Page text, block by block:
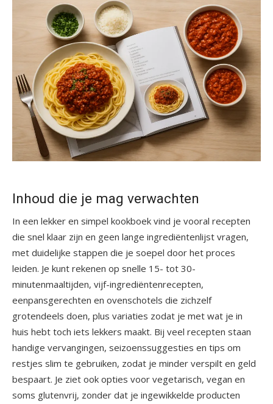
Inhoud die je mag verwachten
In een lekker en simpel kookboek vind je vooral recepten
die snel klaar zijn en geen lange ingrediëntenlijst vragen,
met duidelijke stappen die je soepel door het proces
leiden. Je kunt rekenen op snelle 15- tot 30-
minutenmaaltijden, vijf-ingrediëntenrecepten,
eenpansgerechten en ovenschotels die zichzelf
grotendeels doen, plus variaties zodat je met wat je in
huis hebt toch iets lekkers maakt. Bij veel recepten staan
handige vervangingen, seizoenssuggesties en tips om
restjes slim te gebruiken, zodat je minder verspilt en geld
bespaart. Je ziet ook opties voor vegetarisch, vegan en
soms glutenvrij, zonder dat je ingewikkelde producten